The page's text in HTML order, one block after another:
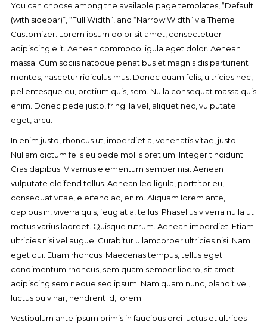
You can choose among the available page templates, “Default
(with sidebar)”, “Full Width”, and “Narrow Width” via Theme
Customizer. Lorem ipsum dolor sit amet, consectetuer
adipiscing elit. Aenean commodo ligula eget dolor. Aenean
massa. Cum sociis natoque penatibus et magnis dis parturient
montes, nascetur ridiculus mus. Donec quam felis, ultricies nec,
pellentesque eu, pretium quis, sem. Nulla consequat massa quis
enim. Donec pede justo, fringilla vel, aliquet nec, vulputate
eget, arcu.
In enim justo, rhoncus ut, imperdiet a, venenatis vitae, justo.
Nullam dictum felis eu pede mollis pretium. Integer tincidunt.
Cras dapibus. Vivamus elementum semper nisi. Aenean
vulputate eleifend tellus. Aenean leo ligula, porttitor eu,
consequat vitae, eleifend ac, enim. Aliquam lorem ante,
dapibus in, viverra quis, feugiat a, tellus. Phasellus viverra nulla ut
metus varius laoreet. Quisque rutrum. Aenean imperdiet. Etiam
ultricies nisi vel augue. Curabitur ullamcorper ultricies nisi. Nam
eget dui. Etiam rhoncus. Maecenas tempus, tellus eget
condimentum rhoncus, sem quam semper libero, sit amet
adipiscing sem neque sed ipsum. Nam quam nunc, blandit vel,
luctus pulvinar, hendrerit id, lorem.
Vestibulum ante ipsum primis in faucibus orci luctus et ultrices